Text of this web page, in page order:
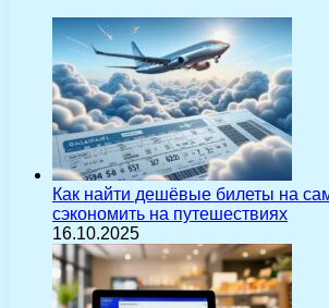
Как найти дешёвые билеты на
сэкономить на путешествиях
16.10.2025